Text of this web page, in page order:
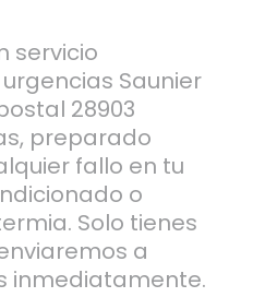
servicio
Saunier
28903
preparado
fallo en tu
o
Solo tienes
a
inmediatamente.